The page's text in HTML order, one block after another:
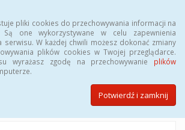
pliki cookies do przechowywania informacji na
Są one wykorzystywane w celu zapewnienia
serwisu. W każdej chwili możesz dokonać zmiany
plików cookies w Twojej przeglądarce.
wyrażasz zgodę na przechowywanie plików
Potwierdź i zamknij
INFORMACJI PUBLICZNEJ
Miasta Opola